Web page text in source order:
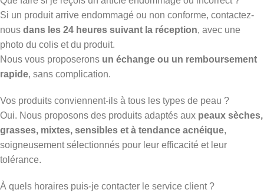
Si un produit arrive endommagé ou non conforme, contactez-
nous dans les 24 heures suivant la réception, avec une
photo du colis et du produit.
Nous vous proposerons un échange ou un remboursement
rapide, sans complication.
Vos produits conviennent-ils à tous les types de peau ?
Oui. Nous proposons des produits adaptés aux peaux sèches,
grasses, mixtes, sensibles et à tendance acnéique,
soigneusement sélectionnés pour leur efficacité et leur
tolérance.
À quels horaires puis-je contacter le service client ?